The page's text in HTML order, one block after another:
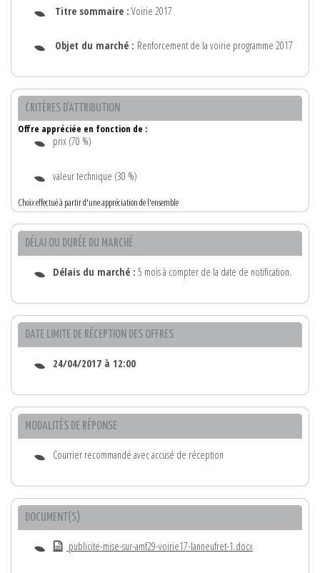
Titre sommaire : Voirie 2017
Objet du marché : Renforcement de la voirie programme 2017
CRITÈRES D'ATTRIBUTION
Offre appréciée en fonction de :
prix (70 %)
valeur technique (30 %)
Choix effectué à partir d'une appréciation de l'ensemble
DÉLAI OU DURÉE DU MARCHÉ
Délais du marché : 5 mois à compter de la date de notification.
DATE LIMITE DE RÉCEPTION DES OFFRES
24/04/2017 à 12:00
MODALITÉS DE RÉPONSE
Courrier recommandé avec accusé de réception
DOCUMENT(S)
publicite-mise-sur-amf29-voirie17-lanneufret-1.docx